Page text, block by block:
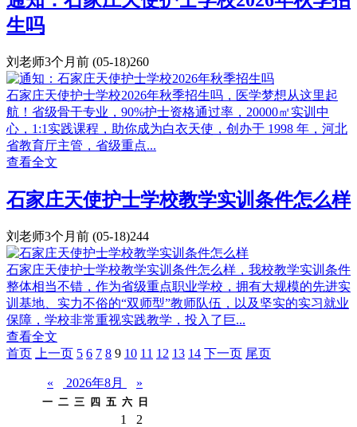
生吗
刘老师3个月前 (05-18)260
石家庄天使护士学校2026年秋季招生吗，医学梦想从这里起
航！省级骨干专业，90%护士资格通过率，20000㎡实训中
心，1:1实践课程，助你成为白衣天使，创办于 1998 年，河北
省教育厅主管，省级重点...
查看全文
石家庄天使护士学校教学实训条件怎么样
刘老师3个月前 (05-18)244
石家庄天使护士学校教学实训条件怎么样，我校教学实训条件
整体相当不错，作为省级重点职业学校，拥有大规模的先进实
训基地、实力不俗的“双师型”教师队伍，以及坚实的实习就业
保障，学校非常重视实践教学，投入了巨...
查看全文
首页️
上一页 5 6 7 8 9 10 11 12 13 14 下一页 尾页
« 2026年8月 »
一 二 三 四 五 六 日
1
2